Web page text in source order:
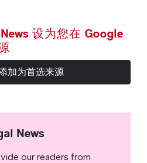
设为您在 Google
加为首选来源
News
our readers from